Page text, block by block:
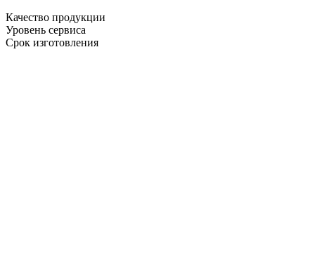
Качество продукции
Уровень сервиса
Срок изготовления